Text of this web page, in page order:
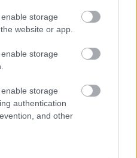
storage
website or app.
storage
storage
authentication
and other